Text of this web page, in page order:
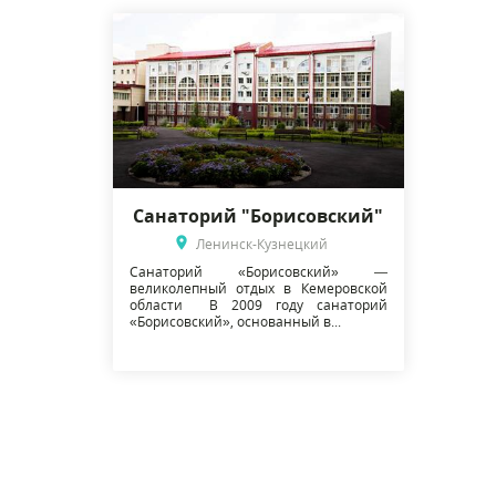
Санаторий "Борисовский"
Ленинск-Кузнецкий
Санаторий «Борисовский» —
великолепный отдых в Кемеровской
области В 2009 году санаторий
«Борисовский», основанный в...